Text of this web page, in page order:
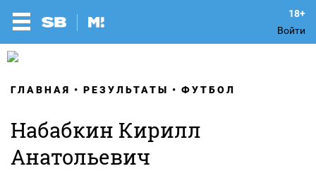
Войти
ГЛАВНАЯ РЕЗУЛЬТАТЫ ФУТБОЛ
Набабкин Кирилл
Анатольевич